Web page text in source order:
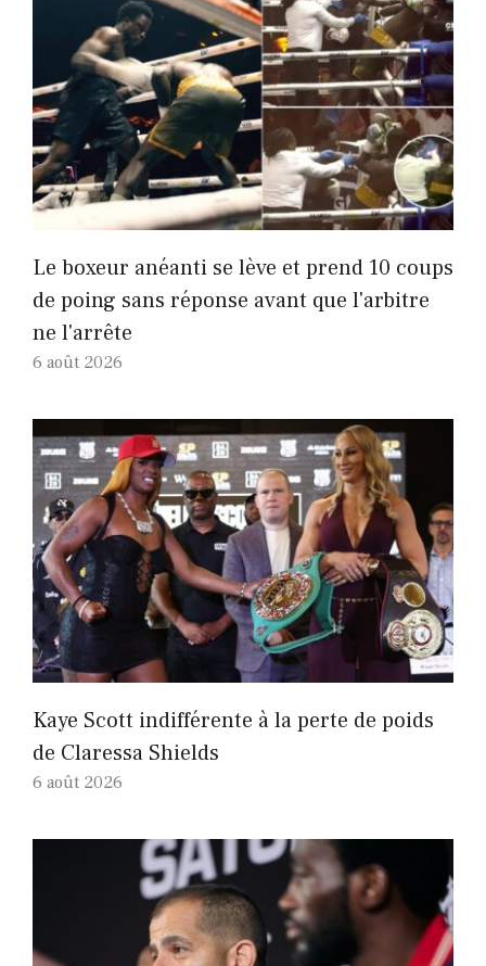
Le boxeur anéanti se lève et prend 10 coups
de poing sans réponse avant que l'arbitre
ne l'arrête
6 août 2026
Kaye Scott indifférente à la perte de poids
de Claressa Shields
6 août 2026